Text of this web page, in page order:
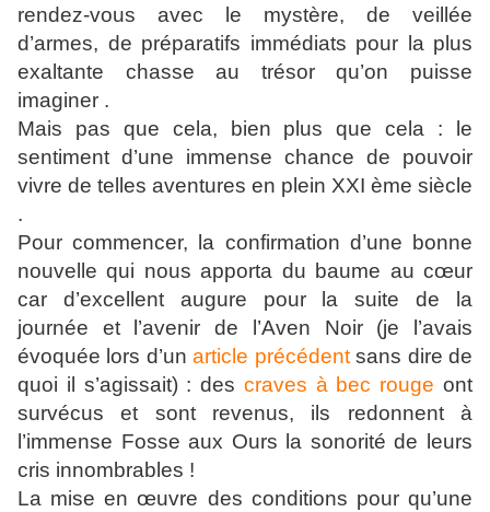
rendez-vous avec le mystère, de veillée
d’armes, de préparatifs immédiats pour la plus
exaltante chasse au trésor qu’on puisse
imaginer .
Mais pas que cela, bien plus que cela : le
sentiment d’une immense chance de pouvoir
vivre de telles aventures en plein XXI ème siècle
.
Pour commencer, la confirmation d’une bonne
nouvelle qui nous apporta du baume au cœur
car d’excellent augure pour la suite de la
journée et l’avenir de l’Aven Noir (je l’avais
évoquée lors d’unarticle précédentsans dire de
quoi il s’agissait) : des craves à bec rouge ont
survécus et sont revenus, ils redonnent à
l’immense Fosse aux Ours la sonorité de leurs
cris innombrables !
La mise en œuvre des conditions pour qu’une